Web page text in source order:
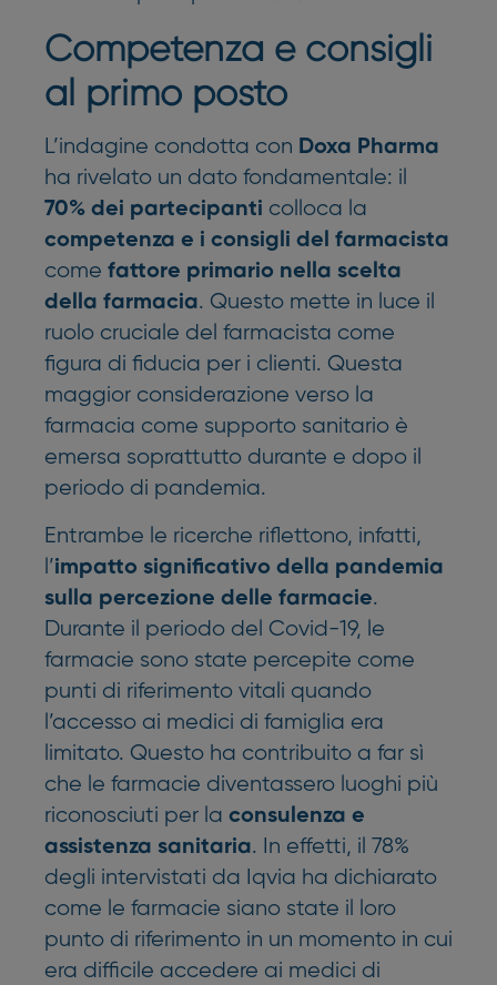
Competenza e consigli
al primo posto
L’indagine condotta con Doxa Pharma
ha rivelato un dato fondamentale: il
70% dei partecipanti colloca la
competenza e i consigli del farmacista
come fattore primario nella scelta
della farmacia. Questo mette in luce il
ruolo cruciale del farmacista come
figura di fiducia per i clienti. Questa
maggior considerazione verso la
farmacia come supporto sanitario è
emersa soprattutto durante e dopo il
periodo di pandemia.
Entrambe le ricerche riflettono, infatti,
l’impatto significativo della pandemia
sulla percezione delle farmacie.
Durante il periodo del Covid-19, le
farmacie sono state percepite come
punti di riferimento vitali quando
l’accesso ai medici di famiglia era
limitato. Questo ha contribuito a far sì
che le farmacie diventassero luoghi più
riconosciuti per la consulenza e
assistenza sanitaria. In effetti, il 78%
degli intervistati da Iqvia ha dichiarato
come le farmacie siano state il loro
punto di riferimento in un momento in cui
era difficile accedere ai medici di